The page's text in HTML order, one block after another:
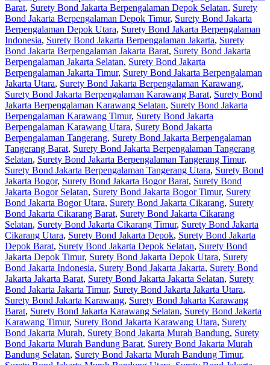
Barat, Surety Bond Jakarta Berpengalaman Depok Selatan, Surety
Bond Jakarta Berpengalaman Depok Timur, Surety Bond Jakarta
Berpengalaman Depok Utara, Surety Bond Jakarta Berpengalaman
Indonesia, Surety Bond Jakarta Berpengalaman Jakarta, Surety
Bond Jakarta Berpengalaman Jakarta Barat, Surety Bond Jakarta
Berpengalaman Jakarta Selatan, Surety Bond Jakarta
Berpengalaman Jakarta Timur, Surety Bond Jakarta Berpengalaman
Jakarta Utara, Surety Bond Jakarta Berpengalaman Karawang,
Surety Bond Jakarta Berpengalaman Karawang Barat, Surety Bond
Jakarta Berpengalaman Karawang Selatan, Surety Bond Jakarta
Berpengalaman Karawang Timur, Surety Bond Jakarta
Berpengalaman Karawang Utara, Surety Bond Jakarta
Berpengalaman Tangerang, Surety Bond Jakarta Berpengalaman
Tangerang Barat, Surety Bond Jakarta Berpengalaman Tangerang
Selatan, Surety Bond Jakarta Berpengalaman Tangerang Timur,
Surety Bond Jakarta Berpengalaman Tangerang Utara, Surety Bond
Jakarta Bogor, Surety Bond Jakarta Bogor Barat, Surety Bond
Jakarta Bogor Selatan, Surety Bond Jakarta Bogor Timur, Surety
Bond Jakarta Bogor Utara, Surety Bond Jakarta Cikarang, Surety
Bond Jakarta Cikarang Barat, Surety Bond Jakarta Cikarang
Selatan, Surety Bond Jakarta Cikarang Timur, Surety Bond Jakarta
Cikarang Utara, Surety Bond Jakarta Depok, Surety Bond Jakarta
Depok Barat, Surety Bond Jakarta Depok Selatan, Surety Bond
Jakarta Depok Timur, Surety Bond Jakarta Depok Utara, Surety
Bond Jakarta Indonesia, Surety Bond Jakarta Jakarta, Surety Bond
Jakarta Jakarta Barat, Surety Bond Jakarta Jakarta Selatan, Surety
Bond Jakarta Jakarta Timur, Surety Bond Jakarta Jakarta Utara,
Surety Bond Jakarta Karawang, Surety Bond Jakarta Karawang
Barat, Surety Bond Jakarta Karawang Selatan, Surety Bond Jakarta
Karawang Timur, Surety Bond Jakarta Karawang Utara, Surety
Bond Jakarta Murah, Surety Bond Jakarta Murah Bandung, Surety
Bond Jakarta Murah Bandung Barat, Surety Bond Jakarta Murah
Bandung Selatan, Surety Bond Jakarta Murah Bandung Timur,